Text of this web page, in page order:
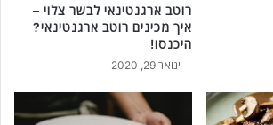
רוטב ארגנטינאי לבשר צלוי –
איך מכינים רוטב ארגנטינאי?
היכנסו!
ינואר 29, 2020